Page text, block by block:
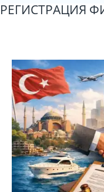
РЕГИСТРАЦИЯ